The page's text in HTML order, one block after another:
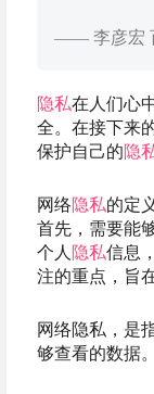
—— 李彦宏
隐私在人们心
全。在接下来
保护自己的隐
网络隐私的定义
首先，需要能
个人 隐私信息
注的重点，旨
网络隐私，是
够查看的数据。